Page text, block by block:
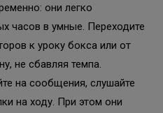
они легко
часов в умные. Переходите
к уроку бокса или от
не сбавляя темпа.
на сообщения, слушайте
на ходу. При этом они